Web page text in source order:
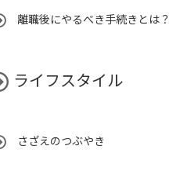
離職後にやるべき手続きとは？
ライフスタイル
さざえのつぶやき